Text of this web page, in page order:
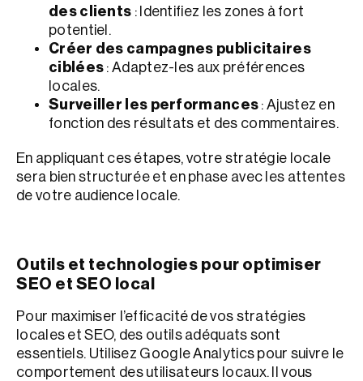
des clients : Identifiez les zones à fort
potentiel.
Créer des campagnes publicitaires
ciblées : Adaptez-les aux préférences
locales.
Surveiller les performances : Ajustez en
fonction des résultats et des commentaires.
En appliquant ces étapes, votre stratégie locale
sera bien structurée et en phase avec les attentes
de votre audience locale.
Outils et technologies pour optimiser
SEO et SEO local
Pour maximiser l’efficacité de vos stratégies
locales et SEO, des outils adéquats sont
essentiels. Utilisez Google Analytics pour suivre le
comportement des utilisateurs locaux. Il vous